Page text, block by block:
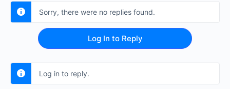
Sorry, there were no replies found.
Log In to Reply
Log in to reply.